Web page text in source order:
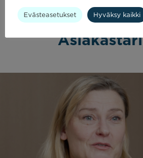
Evästeasetukset Hyväksy kaikki